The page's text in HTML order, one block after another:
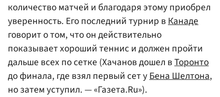
количество матчей и благодаря этому приобрел
уверенность. Его последний турнир вКанаде
говорит о том, что он действительно
показывает хороший теннис и должен пройти
дальше всех по сетке (Хачанов дошел вТоронто
до финала, где взял первый сет уБена Шелтона,
но затем уступил. — «Газета.Ru»).